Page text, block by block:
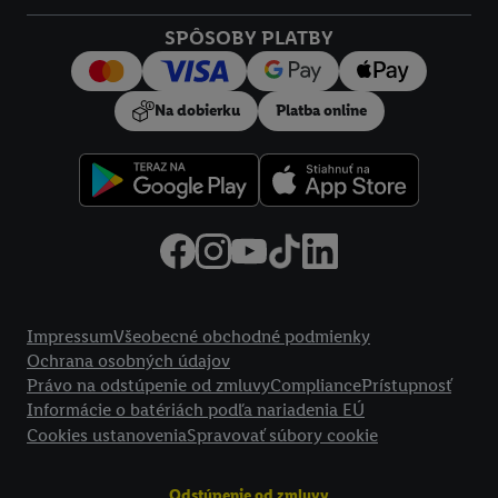
SPÔSOBY PLATBY
Na dobierku Platba online
ImpressumVšeobecné obchodné podmienky
Ochrana osobných údajov
Právo na odstúpenie od zmluvyCompliancePrístupnosť
Informácie o batériách podľa nariadenia EÚ
Cookies ustanoveniaSpravovať súbory cookie
Kliknutím na možnosť "Odmietnuť" môžete povoliť iba
používanie potrebných technológií. Kliknutím na "
vyjadríte súhlas so spracúvaním na všetky vyššie uvedené účely.
Ďalšie informácie vrátane informácií o dobe uchovávania
údajov a Vašom práve kedykoľvek odvolať súhlas s účinnosťou
do budúcnosti nájdete v našichzásadách ochrany osobných
Imprint nájdete tu.